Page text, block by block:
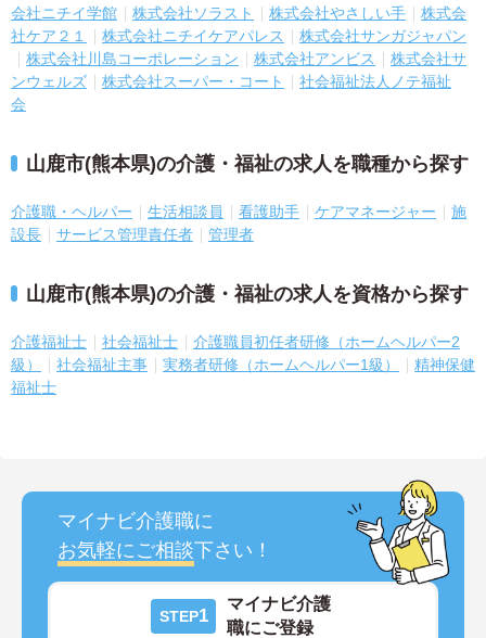
会社ニチイ学館
株式会社ソラスト 株式会社やさしい手
株式会
社ケア２１
株式会社ニチイケアパレス
株式会社サンガジャパン
株式会社川島コーポレーション
株式会社アンビス
株式会社サ
ンウェルズ
株式会社スーパー・コート
社会福祉法人ノテ福祉
会
山鹿市(熊本県)の介護・福祉の求人を職種から探す
介護職・ヘルパー 生活相談員 看護助手 ケアマネージャー
施
設長
サービス管理責任者 管理者
山鹿市(熊本県)の介護・福祉の求人を資格から探す
介護福祉士 社会福祉士
介護職員初任者研修（ホームヘルパー2
級）
社会福祉主事 実務者研修（ホームヘルパー1級）
精神保健
福祉士
マイナビ介護職に
お気軽にご相談下さい！
STEP1
マイナビ介護
職にご登録